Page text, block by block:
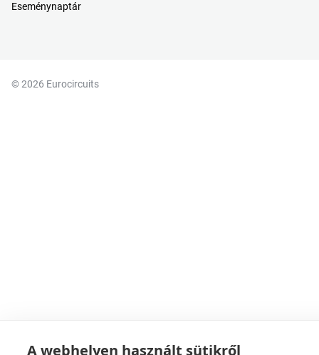
Eseménynaptár
© 2026 Eurocircuits
A webhelyen használt sütikről